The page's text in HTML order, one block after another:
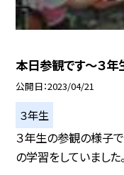
本日参観です〜３
公開日 2023/04/21
３年生
３年生の参観の様子で
の学習をしていました